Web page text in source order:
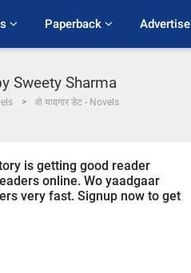
Paperback Advertise
Sweety Sharma
वो यादगार डेट - Novels
is getting good reader
online. Wo yaadgaar
very fast. Signup now to get